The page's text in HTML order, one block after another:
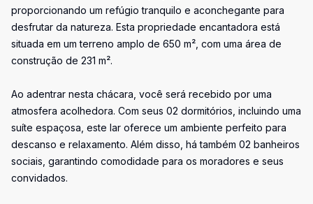
proporcionando um refúgio tranquilo e aconchegante para
desfrutar da natureza. Esta propriedade encantadora está
situada em um terreno amplo de 650 m², com uma área de
construção de 231 m².
Ao adentrar nesta chácara, você será recebido por uma
atmosfera acolhedora. Com seus 02 dormitórios, incluindo uma
suíte espaçosa, este lar oferece um ambiente perfeito para
descanso e relaxamento. Além disso, há também 02 banheiros
sociais, garantindo comodidade para os moradores e seus
convidados.